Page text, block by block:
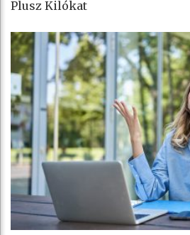
Plusz Kilókat